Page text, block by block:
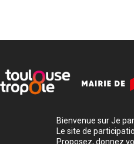
Bienvenue sur Je
Le site de
Proposez, donnez